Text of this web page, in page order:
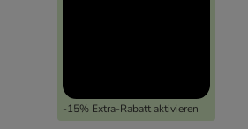
-15% Extra-Rabatt aktivieren